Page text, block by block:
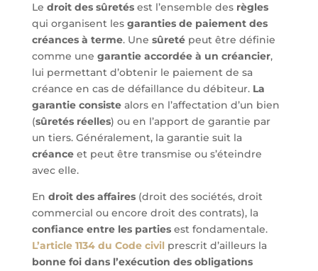
Le droit des sûretésest l’ensemble des règles
qui organisent les garanties de paiement des
créances à terme. Une sûretépeut être définie
comme une garantie accordée à un créancier,
lui permettant d’obtenir le paiement de sa
créance en cas de défaillance du débiteur. La
garantie consistealors en l’affectation d’un bien
(sûretés réelles) ou en l’apport de garantie par
un tiers. Généralement, la garantie suit la
créanceet peut être transmise ou s’éteindre
avec elle.
En droit des affaires(droit des sociétés, droit
commercial ou encore droit des contrats), la
confiance entre les partiesest fondamentale.
L’article 1134 du Code civilprescrit d’ailleurs la
bonne foi dans l’exécution des obligations